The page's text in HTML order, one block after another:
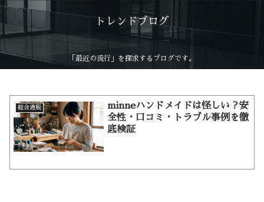
トレンドブログ
「最近の流行」を探求するブログです。
総合通販
minneハンドメイドは怪しい？安
全性・口コミ・トラブル事例を徹
底検証